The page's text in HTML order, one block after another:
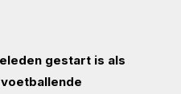
gestart is als